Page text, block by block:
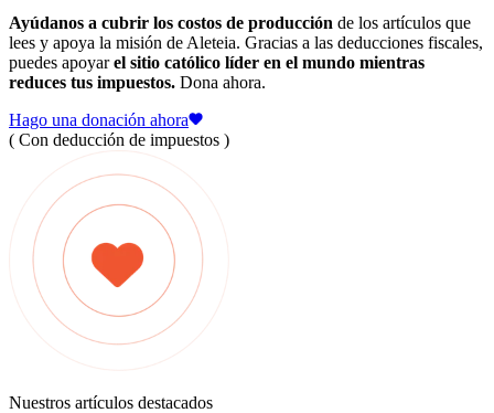
Ayúdanos a cubrir los costos de producción de los artículos que
lees y apoya la misión de Aleteia. Gracias a las deducciones fiscales,
puedes apoyarel sitio católico líder en el mundo mientras
reduces tus impuestos. Dona ahora.
Hago una donación ahora
( Con deducción de impuestos )
Nuestros artículos destacados